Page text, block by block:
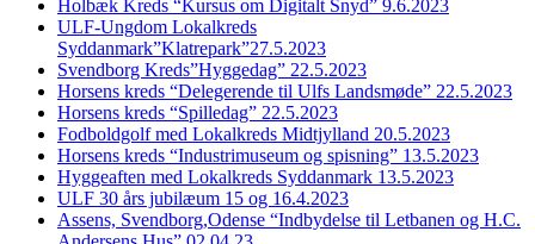
Holbæk Kreds “Kursus om Digitalt Snyd” 9.6.2023
ULF-Ungdom Lokalkreds
Syddanmark”Klatrepark”27.5.2023
Svendborg Kreds”Hyggedag” 22.5.2023
Horsens kreds “Delegerende til Ulfs Landsmøde” 22.5.2023
Horsens kreds “Spilledag” 22.5.2023
Fodboldgolf med Lokalkreds Midtjylland 20.5.2023
Horsens kreds “Industrimuseum og spisning” 13.5.2023
Hyggeaften med Lokalkreds Syddanmark 13.5.2023
ULF 30 års jubilæum 15 og 16.4.2023
Assens, Svendborg,Odense “Indbydelse til Letbanen og H.C.